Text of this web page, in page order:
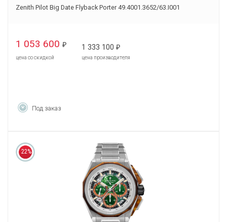
Zenith Pilot Big Date Flyback Porter 49.4001.3652/63.I001
1 053 600 ₽
цена со скидкой
1 333 100 ₽
цена производителя
Под заказ
22%